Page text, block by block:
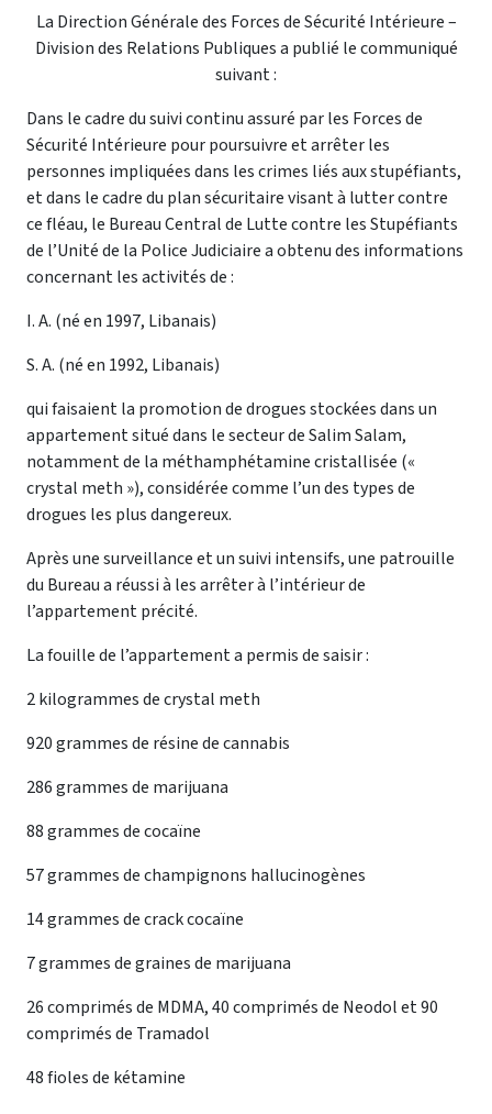
La Direction Générale des Forces de Sécurité Intérieure –
Division des Relations Publiques a publié le communiqué
suivant :
Dans le cadre du suivi continu assuré par les Forces de
Sécurité Intérieure pour poursuivre et arrêter les
personnes impliquées dans les crimes liés aux stupéfiants,
et dans le cadre du plan sécuritaire visant à lutter contre
ce fléau, le Bureau Central de Lutte contre les Stupéfiants
de l’Unité de la Police Judiciaire a obtenu des informations
concernant les activités de :
I. A. (né en 1997, Libanais)
S. A. (né en 1992, Libanais)
qui faisaient la promotion de drogues stockées dans un
appartement situé dans le secteur de Salim Salam,
notamment de la méthamphétamine cristallisée («
crystal meth »), considérée comme l’un des types de
drogues les plus dangereux.
Après une surveillance et un suivi intensifs, une patrouille
du Bureau a réussi à les arrêter à l’intérieur de
l’appartement précité.
La fouille de l’appartement a permis de saisir :
2 kilogrammes de crystal meth
920 grammes de résine de cannabis
286 grammes de marijuana
88 grammes de cocaïne
57 grammes de champignons hallucinogènes
14 grammes de crack cocaïne
7 grammes de graines de marijuana
26 comprimés de MDMA, 40 comprimés de Neodol et 90
comprimés de Tramadol
48 fioles de kétamine